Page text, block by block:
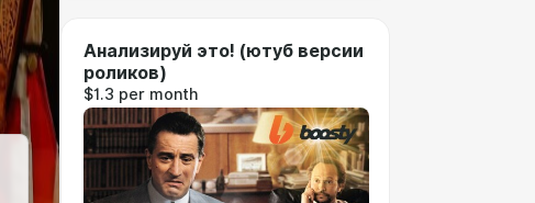
Анализируй это! (ютуб версии
роликов)
$1.3 per month